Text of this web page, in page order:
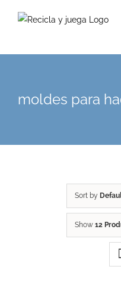
moldes para
Sort by
Show 12